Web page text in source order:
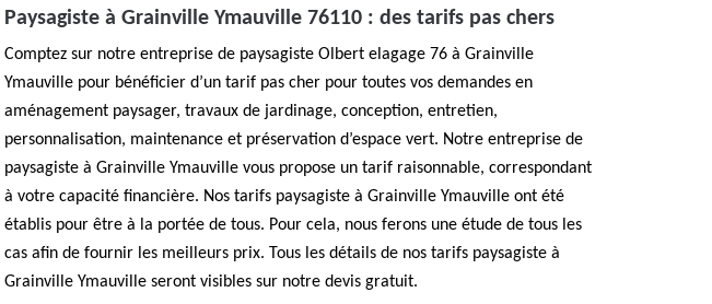
Paysagiste à Grainville Ymauville 76110 : des tarifs pas chers
Comptez sur notre entreprise de paysagiste Olbert elagage 76 à Grainville
Ymauville pour bénéficier d’un tarif pas cher pour toutes vos demandes en
aménagement paysager, travaux de jardinage, conception, entretien,
personnalisation, maintenance et préservation d’espace vert. Notre entreprise de
paysagiste à Grainville Ymauville vous propose un tarif raisonnable, correspondant
à votre capacité financière. Nos tarifs paysagiste à Grainville Ymauville ont été
établis pour être à la portée de tous. Pour cela, nous ferons une étude de tous les
cas afin de fournir les meilleurs prix. Tous les détails de nos tarifs paysagiste à
Grainville Ymauville seront visibles sur notre devis gratuit.